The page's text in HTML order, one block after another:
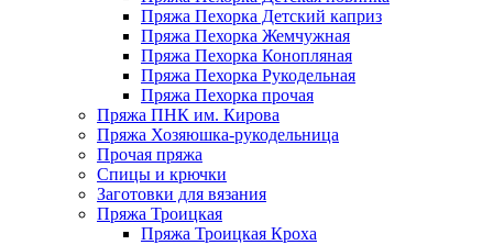
Пряжа Пехорка Детский каприз
Пряжа Пехорка Жемчужная
Пряжа Пехорка Конопляная
Пряжа Пехорка Рукодельная
Пряжа Пехорка прочая
Пряжа ПНК им. Кирова
Пряжа Хозяюшка-рукодельница
Прочая пряжа
Спицы и крючки
Заготовки для вязания
Пряжа Троицкая
Пряжа Троицкая Кроха